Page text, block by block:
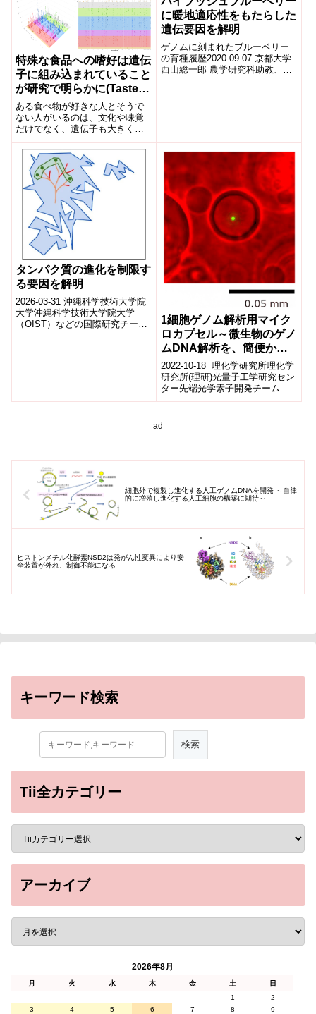
特殊な食品への嗜好は遺伝
子に組み込まれていること
が研究で明らかに(Taste
for speciality foods is in
our genes, study shows)
ある食べ物が好きな人とそうで
ない人がいるのは、文化や味覚
だけでなく、遺伝子も大きく関
係していることが、新しい研究
で明らかになった。The reasons
why...
に暖地適応性をもたらした
遺伝要因を解明
ゲノムに刻まれたブルーベリー
の育種履歴2020-09-07 京都大学
西山総一郎 農学研究科助教、田
タンパク質の進化を制限す
る要因を解明
2026-03-31 沖縄科学技術大学院
大学沖縄科学技術大学院大学
（OIST）などの国際研究チーム
1細胞ゲノム解析用マイク
ロカプセル～微生物のゲノ
ムDNA解析を、簡便かつ
高精度に～
2022-10-18 理化学研究所理化学
研究所(理研)光量子工学研究セン
ター先端光学素子開発チームの
山形豊チームリーダー、青木弘
セ...
ad
細胞外で複製し進化する人工ゲノムDNAを開発 ～自律
的に増殖し進化する人工細胞の構築に期待～
ヒストンメチル化酵素NSD2は発がん性変異により安
全装置が外れ、制御不能になる
キーワード検索
Tii全カテゴリー
アーカイブ
2026年8月
月 火 水 木 金 土
日
1
2
3
4 5 6 7 8
9